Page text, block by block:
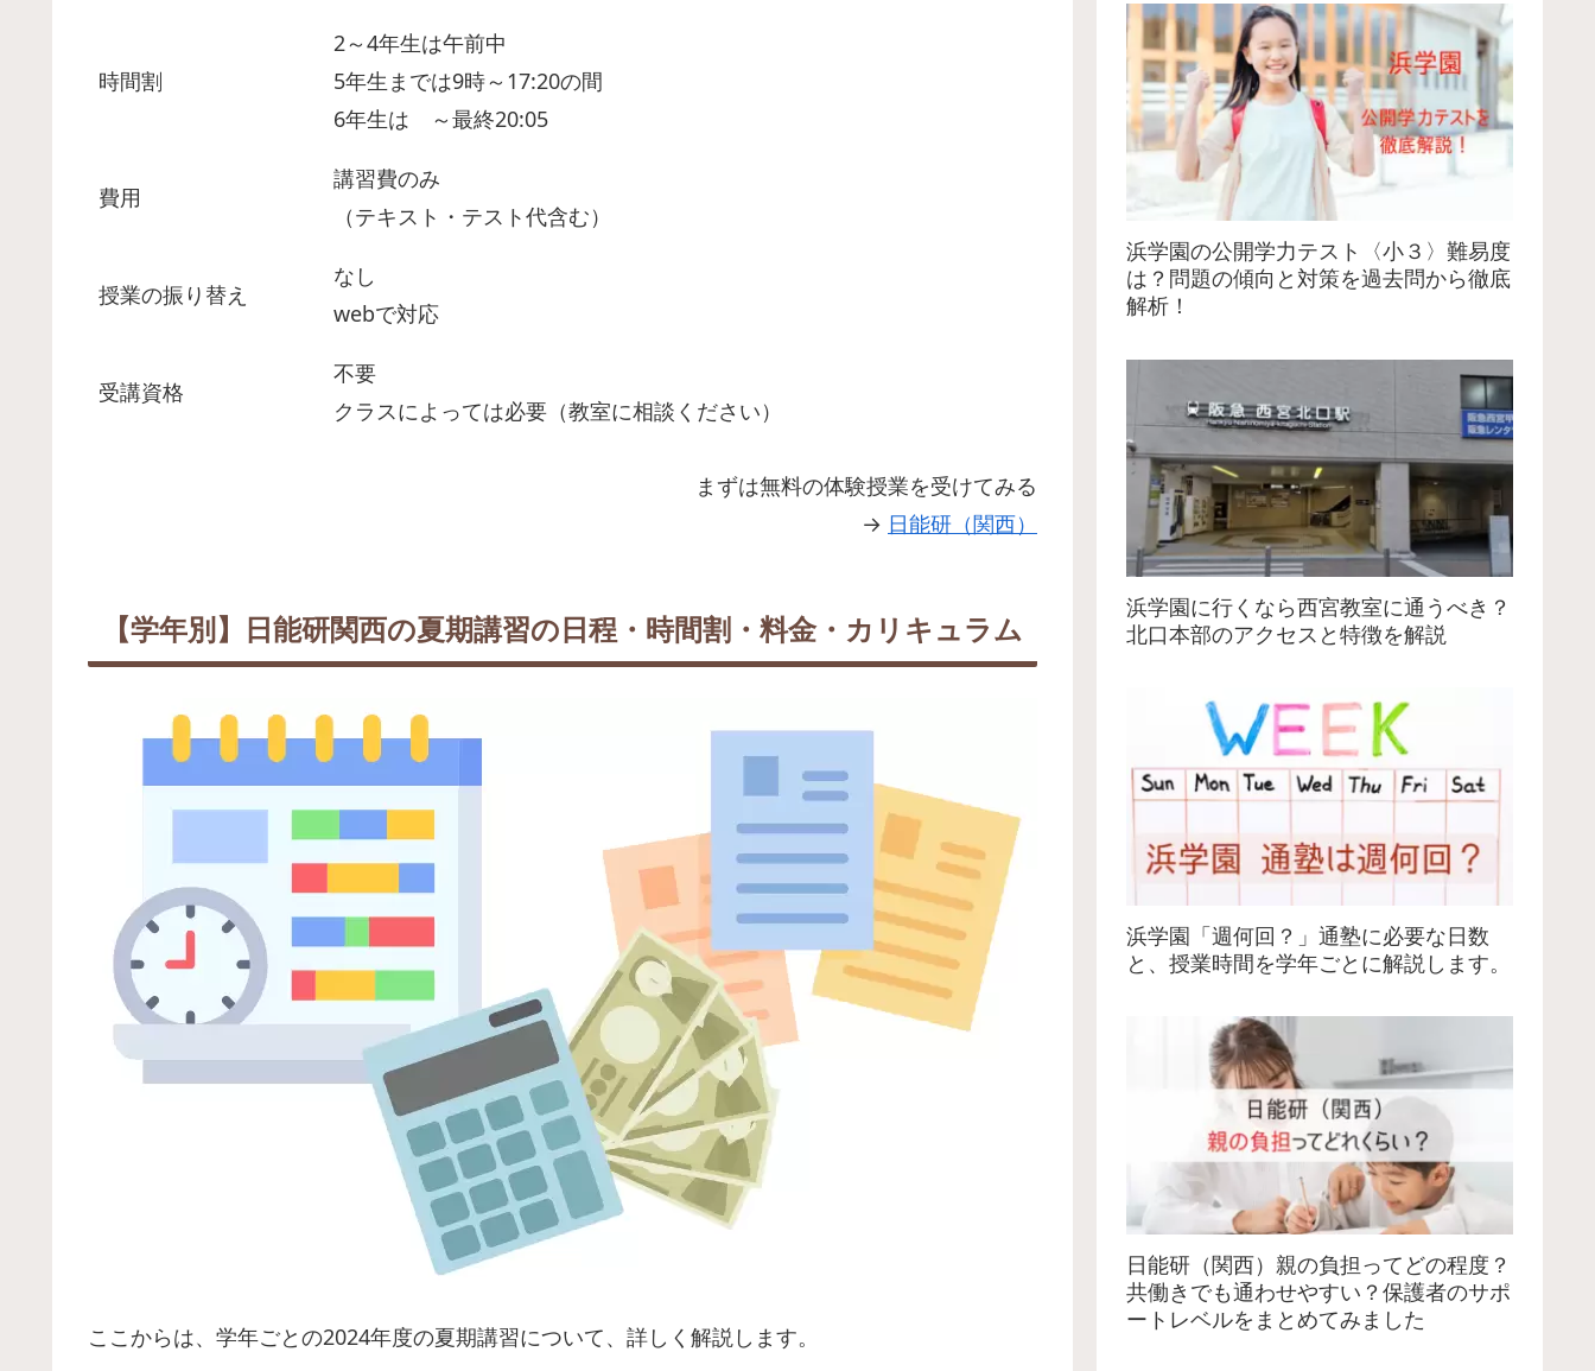
時間割
2～4年生は午前中
5年生までは9時～17:20の間
6年生は ～最終20:05
費用
講習費のみ
（テキスト・テスト代含む）
授業の振り替え
なし
webで対応
受講資格
不要
クラスによっては必要（教室に相談ください）
まずは無料の体験授業を受けてみる
→ 日能研（関西）
【学年別】日能研関西の夏期講習の日程・時間割・料金・カリキュラム
ここからは、学年ごとの2024年度の夏期講習について、詳しく解説します。
浜学園の公開学力テスト〈小３〉難易度
は？問題の傾向と対策を過去問から徹底
解析！
浜学園に行くなら西宮教室に通うべき？
北口本部のアクセスと特徴を解説
浜学園「週何回？」通塾に必要な日数
と、授業時間を学年ごとに解説します。
日能研（関西）親の負担ってどの程度？
共働きでも通わせやすい？保護者のサポ
ートレベルをまとめてみました